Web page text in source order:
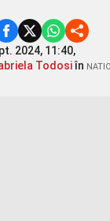
2024, 11:40,
Todosiîn